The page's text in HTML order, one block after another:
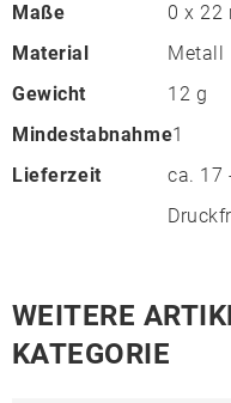
Maße
0 x 22
Material
Metall
Gewicht
12 g
Mindestabnahme1
Lieferzeit
ca. 17
WEITERE
KATEGORIE